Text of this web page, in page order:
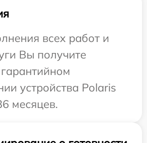
всех работ и
Вы получите
устройства Polaris
месяцев.